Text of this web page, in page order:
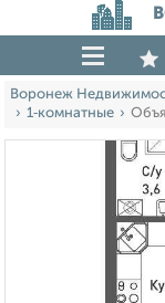
Воронеж
1‑комнатные